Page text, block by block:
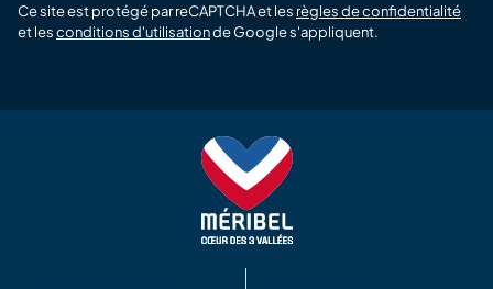
Ce site est protégé par reCAPTCHA et les règles de confidentialité
et lesconditions d'utilisationde Google s'appliquent.